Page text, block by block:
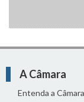
A Câmara
Entenda a Câmara